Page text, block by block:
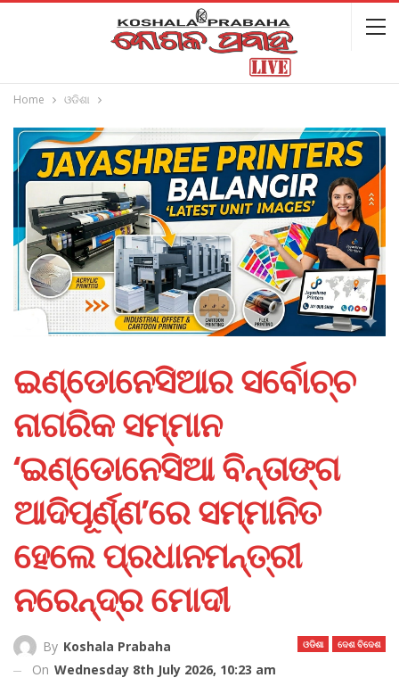
Home ଓଡିଶା
ଇଣ୍ଡୋନେସିଆର ସର୍ବୋଚ୍ଚ
ନାଗରିକ ସମ୍ମାନ
‘ଇଣ୍ଡୋନେସିଆ ବିନ୍ତାଙ୍ଗ
ଆଦିପୂର୍ଣ୍ଣ’ରେ ସମ୍ମାନିତ
ହେଲେ ପ୍ରଧାନମନ୍ତ୍ରୀ
ନରେନ୍ଦ୍ର ମୋଦୀ
ଓଡିଶା ଦେଶ ବିଦେଶ
By Koshala Prabaha
On Wednesday 8th July 2026, 10:23 am